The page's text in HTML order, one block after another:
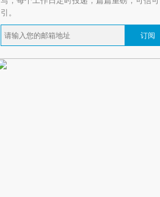
引。
订阅